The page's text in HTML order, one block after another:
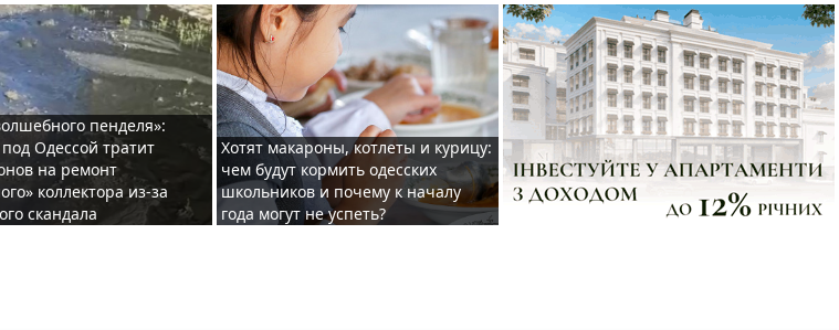
пенделя»:
Одессой тратит
на ремонт
коллектора из-за
скандала
Хотят макароны, котлеты и курицу:
чем будут кормить одесских
школьников и почему к началу
года могут не успеть?